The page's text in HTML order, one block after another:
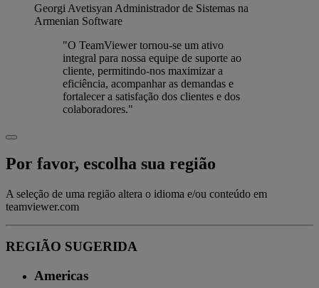
Georgi Avetisyan Administrador de Sistemas na
Armenian Software
"O TeamViewer tornou-se um ativo
integral para nossa equipe de suporte ao
cliente, permitindo-nos maximizar a
eficiência, acompanhar as demandas e
fortalecer a satisfação dos clientes e dos
colaboradores."
Por favor, escolha sua região
A seleção de uma região altera o idioma e/ou conteúdo em
teamviewer.com
REGIÃO SUGERIDA
Americas